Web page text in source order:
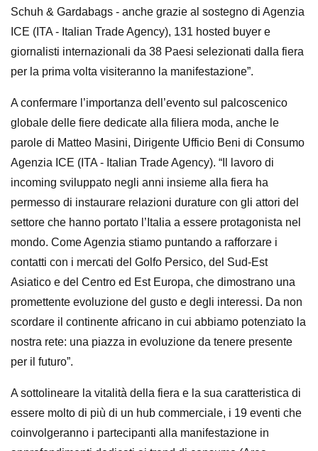
Schuh & Gardabags - anche grazie al sostegno di Agenzia
ICE (ITA - Italian Trade Agency), 131 hosted buyer e
giornalisti internazionali da 38 Paesi selezionati dalla fiera
per la prima volta visiteranno la manifestazione”.
A confermare l’importanza dell’evento sul palcoscenico
globale delle fiere dedicate alla filiera moda, anche le
parole di Matteo Masini, Dirigente Ufficio Beni di Consumo
Agenzia ICE (ITA - Italian Trade Agency). “Il lavoro di
incoming sviluppato negli anni insieme alla fiera ha
permesso di instaurare relazioni durature con gli attori del
settore che hanno portato l’Italia a essere protagonista nel
mondo. Come Agenzia stiamo puntando a rafforzare i
contatti con i mercati del Golfo Persico, del Sud-Est
Asiatico e del Centro ed Est Europa, che dimostrano una
promettente evoluzione del gusto e degli interessi. Da non
scordare il continente africano in cui abbiamo potenziato la
nostra rete: una piazza in evoluzione da tenere presente
per il futuro”.
A sottolineare la vitalità della fiera e la sua caratteristica di
essere molto di più di un hub commerciale, i 19 eventi che
coinvolgeranno i partecipanti alla manifestazione in